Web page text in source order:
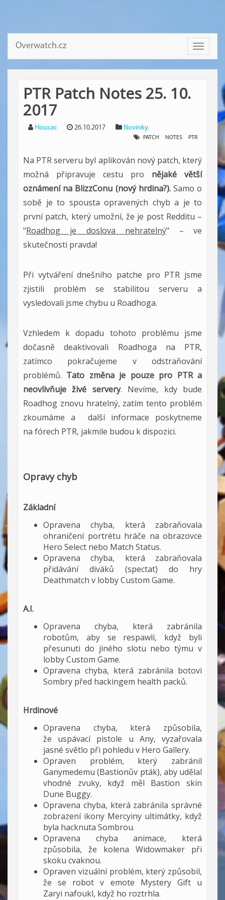
Toggle
Overwatch.cz
PTR Patch Notes 25. 10.
2017
Housac 26.10.2017 Novinky
PATCH NOTES PTR
Na PTR serveru byl aplikován nový patch, který
možná připravuje cestu pro nějaké větší
oznámení na BlizzConu (nový hrdina?).Samo o
sobě je to spousta opravených chyb a je to
první patch, který umožní, že je post Redditu –
"Roadhog je doslova nehratelný" – ve
skutečnosti pravda!
Při vytváření dnešního patche pro PTR jsme
zjistili problém se stabilitou serveru a
vysledovali jsme chybu u Roadhoga.
Vzhledem k dopadu tohoto problému jsme
dočasně deaktivovali Roadhoga na PTR,
zatímco pokračujeme v odstraňování
problémů. Tato změna je pouze pro PTR a
neovlivňuje živé servery. Nevíme, kdy bude
Roadhog znovu hratelný, zatím tento problém
zkoumáme a další informace poskytneme
na fórech PTR, jakmile budou k dispozici.
Opravy chyb
Základní
Opravena chyba, která zabraňovala
ohraničení portrétu hráče na obrazovce
Hero Select nebo Match Status.
Opravena chyba, která zabraňovala
přidávání diváků (spectat) do hry
Deathmatch v lobby Custom Game.
A.I.
Opravena chyba, která zabránila
robotům, aby se respawli, když byli
přesunuti do jiného slotu nebo týmu v
lobby Custom Game.
Opravena chyba, která zabránila botovi
Sombry před hackingem health packů.
Hrdinové
Opravena chyba, která způsobila,
že uspávací pistole u Any, vyzařovala
jasné světlo při pohledu v Hero Gallery.
Opraven problém, který zabránil
Ganymedemu (Bastionův pták), aby udělal
vhodné zvuky, když měl Bastion skin
Dune Buggy.
Opravena chyba, která zabránila správné
zobrazení ikony Mercyiny ultimátky, když
byla hacknuta Sombrou.
Opravena chyba animace, která
způsobila, že kolena Widowmaker při
skoku cvaknou.
Opraven vizuální problém, který způsobil,
že se robot v emote Mystery Gift u
Zaryi nafoukl, když ho roztrhla.